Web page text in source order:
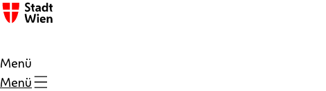
Zum Inhalt
Menü
Menü